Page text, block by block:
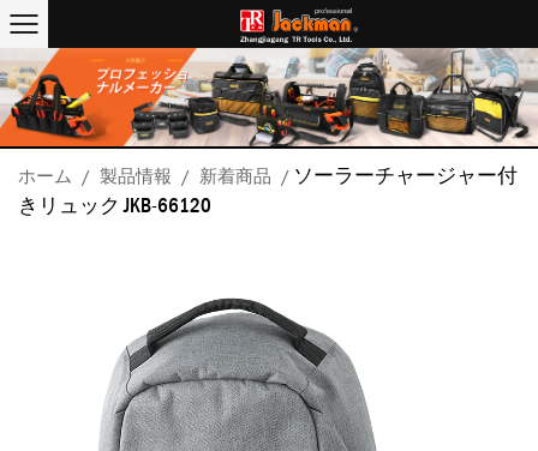
ホーム / 製品情報 / 新着商品 / ソーラーチャージャー付
きリュック JKB-66120